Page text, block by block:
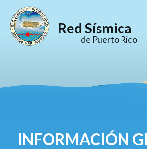
Red Sísmica
de Puerto Rico
INFORMACIÓN